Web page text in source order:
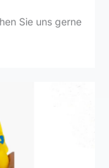
Sie uns gerne